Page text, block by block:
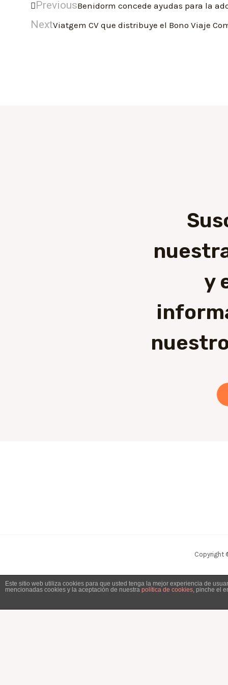
PreviousBenidorm concede ayudas para la
NextViatgem CV que distribuye el Bono Viaje
y
Copyright
Este sitio web utiliza cookies para que usted tenga la mejor experiencia de
mencionadas cookies y la aceptación de nuestra política de cookies , pinche el